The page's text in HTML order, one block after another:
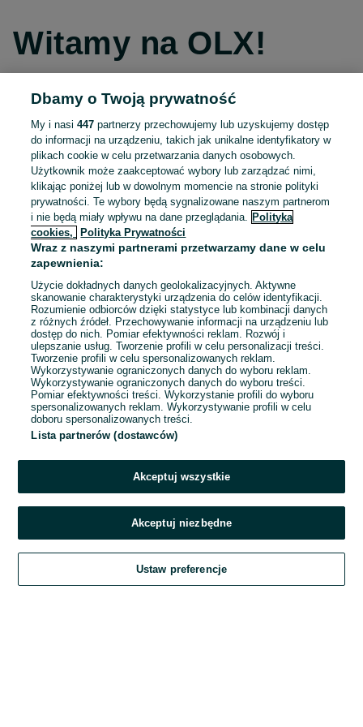
Witamy na OLX!
Kontynuuj przez Facebooka
Kontynuuj przez konto Apple
Kontynuuj przez konto Google
LUB
E-mail
Hasło
Zaloguj się
Kontynuując za pośrednictwem jednego z dostawców wskazanych powyżej,
OLX.pl w jego aktualnym brzmieniu.
Dbamy o Twoją prywatność
My i nasi447 partnerzy przechowujemy lub uzyskujemy dostęp
do informacji na urządzeniu, takich jak unikalne identyfikatory w
plikach cookie w celu przetwarzania danych osobowych.
Użytkownik może zaakceptować wybory lub zarządzać nimi,
klikając poniżej lub w dowolnym momencie na stronie polityki
prywatności. Te wybory będą sygnalizowane naszym partnerom
i nie będą miały wpływu na dane przeglądania.
Polityka
cookies,
Polityka Prywatności
Wraz z naszymi partnerami przetwarzamy dane w celu
zapewnienia:
Użycie dokładnych danych geolokalizacyjnych. Aktywne
skanowanie charakterystyki urządzenia do celów identyfikacji.
Rozumienie odbiorców dzięki statystyce lub kombinacji danych
z różnych źródeł. Przechowywanie informacji na urządzeniu lub
dostęp do nich. Pomiar efektywności reklam. Rozwój i
ulepszanie usług. Tworzenie profili w celu personalizacji treści.
Tworzenie profili w celu spersonalizowanych reklam.
Wykorzystywanie ograniczonych danych do wyboru reklam.
Wykorzystywanie ograniczonych danych do wyboru treści.
Pomiar efektywności treści. Wykorzystanie profili do wyboru
spersonalizowanych reklam. Wykorzystywanie profili w celu
doboru spersonalizowanych treści.
Lista partnerów (dostawców)
Akceptuj wszystkie
Akceptuj niezbędne
Ustaw preferencje